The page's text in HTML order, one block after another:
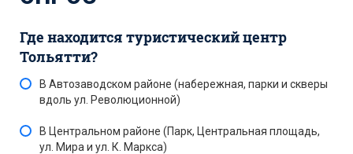
Где находится туристический центр
Тольятти?
В Автозаводском районе (набережная, парки и скверы
вдоль ул. Революционной)
В Центральном районе (Парк, Центральная площадь,
ул. Мира и ул. К. Маркса)